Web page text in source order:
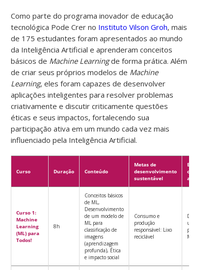
Como parte do programa inovador de educação
tecnológica Pode Crer no Instituto Vilson Groh, mais
de 175 estudantes foram apresentados ao mundo
da Inteligência Artificial e aprenderam conceitos
básicos de Machine Learningde forma prática. Além
de criar seus próprios modelos de Machine
Learning, eles foram capazes de desenvolver
aplicações inteligentes para resolver problemas
criativamente e discutir criticamente questões
éticas e seus impactos, fortalecendo sua
participação ativa em um mundo cada vez mais
influenciado pela Inteligência Artificial.
Curso Duração Conteúdo
Metas de
desenvolvimento
sustentável
Estágio do
ciclo de
Curso 1:
Machine
Learning
(ML) para
Todos!
8h
Conceitos básicos
de ML,
Desenvolvimento
de um modelo de
ML para
classificação de
imagens
(aprendizagem
profunda), Ética
e impacto social
Consumo e
produção
responsável: Lixo
reciclável
Desenvolver
um modelo
pré-definido
ML